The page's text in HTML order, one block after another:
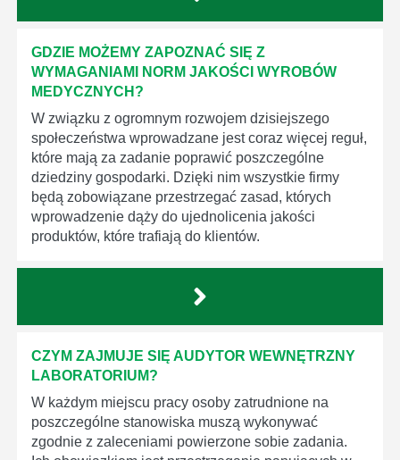
GDZIE MOŻEMY ZAPOZNAĆ SIĘ Z
WYMAGANIAMI NORM JAKOŚCI WYROBÓW
MEDYCZNYCH?
W związku z ogromnym rozwojem dzisiejszego
społeczeństwa wprowadzane jest coraz więcej reguł,
które mają za zadanie poprawić poszczególne
dziedziny gospodarki. Dzięki nim wszystkie firmy
będą zobowiązane przestrzegać zasad, których
wprowadzenie dąży do ujednolicenia jakości
produktów, które trafiają do klientów.
CZYM ZAJMUJE SIĘ AUDYTOR WEWNĘTRZNY
LABORATORIUM?
W każdym miejscu pracy osoby zatrudnione na
poszczególne stanowiska muszą wykonywać
zgodnie z zaleceniami powierzone sobie zadania.